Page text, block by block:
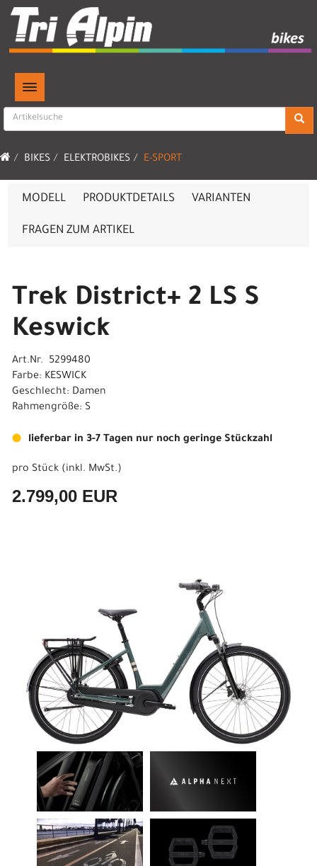
TOGGLE NAVIGATION
BIKES ELEKTROBIKES E-SPORT
MODELL PRODUKTDETAILS VARIANTEN
FRAGEN ZUM ARTIKEL
Trek District+ 2 LS S
Keswick
Art.Nr. 5299480
Farbe: KESWICK
Geschlecht: Damen
Rahmengröße: S
lieferbar in 3-7 Tagen nur noch geringe Stückzahl
pro Stück (inkl. MwSt.)
2.799,00 EUR